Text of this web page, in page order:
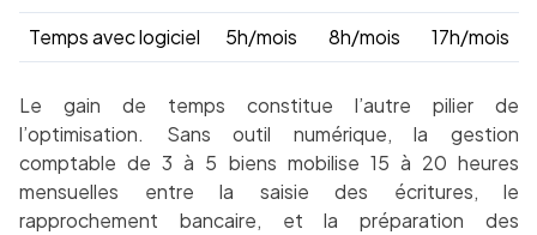
Temps avec logiciel 5h/mois 8h/mois 17h/mois
Le gain de temps constitue l’autre pilier de
l’optimisation. Sans outil numérique, la gestion
comptable de 3 à 5 biens mobilise 15 à 20 heures
mensuelles entre la saisie des écritures, le
rapprochement bancaire, et la préparation des